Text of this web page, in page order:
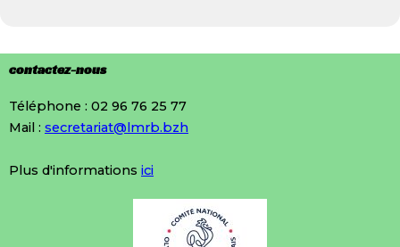
contactez-nous
Téléphone : 02 96 76 25 77
Mail : secretariat@lmrb.bzh
Plus d'informations ici